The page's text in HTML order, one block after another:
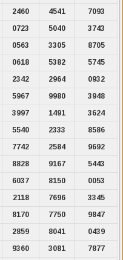
2460 4541
7093
0723 5040
3743
0563 3305
8705
0618 5382
5745
2342 2964
0932
5967 9980
3948
3997 1491
3624
5540 2333
8586
7742 2584
9692
8828 9167
5443
6037 8150
0053
2118 7696
3345
8170 7750
9847
2859 8041
0439
9360 3081
7877